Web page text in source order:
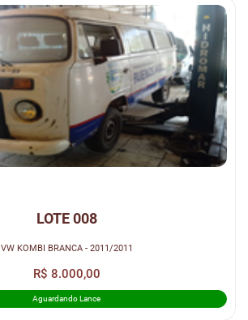
LOTE 008
VW KOMBI BRANCA - 2011/2011
R$ 8.000,00
Aguardando Lance